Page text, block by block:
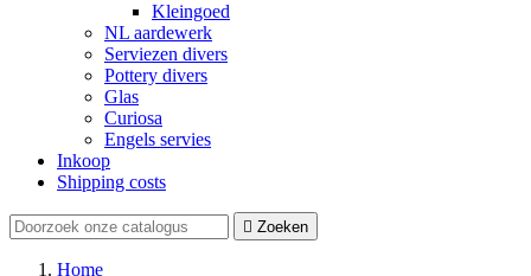
Kleingoed
NL aardewerk
Serviezen divers
Pottery divers
Glas
Curiosa
Engels servies
Inkoop
Shipping costs
 Zoeken
Home